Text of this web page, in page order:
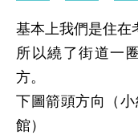
基本上我們是住在
所以繞了街道一
方。
下圖箭頭方向（
館）